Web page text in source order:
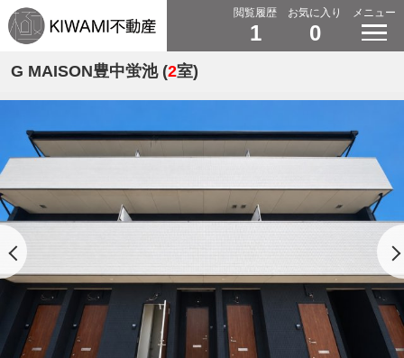
閲覧履歴
1
お気に入り
0
メニュー
G MAISON豊中蛍池 (2室)